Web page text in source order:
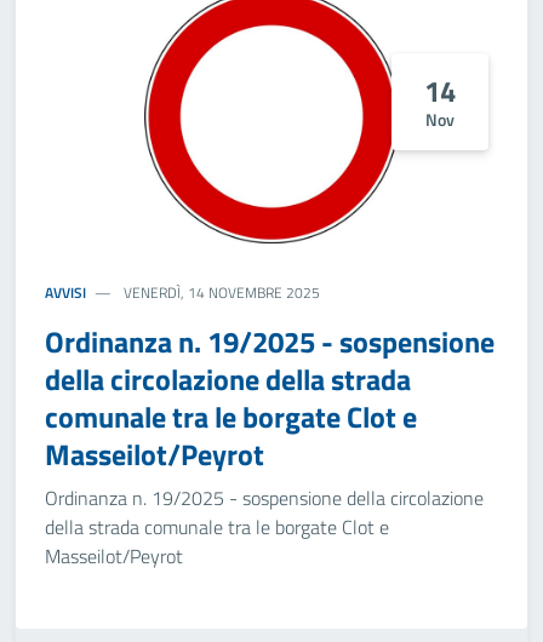
14
Nov
AVVISI VENERDÌ, 14 NOVEMBRE 2025
Ordinanza n. 19/2025 - sospensione
della circolazione della strada
comunale tra le borgate Clot e
Masseilot/Peyrot
Ordinanza n. 19/2025 - sospensione della circolazione
della strada comunale tra le borgate Clot e
Masseilot/Peyrot